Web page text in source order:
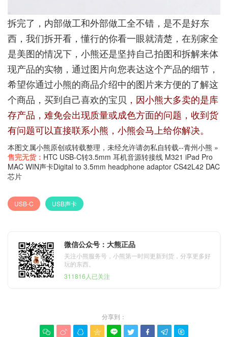
拆完了，内部做工和外部做工全不错，是不是好东
西，我们拆开看，懂行的你看一眼就清楚，在别家全
是美图的情况下，小熊还是坚持自己拍图和拆解来体
现产品的实物，通过图片向您表达这个产品的细节，
希望你通过小熊的商品介绍中的图片来方便的了解这
个商品，买到自己喜欢的宝贝 ，因小熊大多卖的是库
存产品，难免会出现质量或成色方面的问题，收到货
有问题可以直接联系小熊，小熊会马上给你解决。
本图文属小熊原创或转载整理，未经允许请勿私自转载--青州小熊 »
售完无货： HTC USB-C转3.5mm 耳机音源转接线 M321 iPad Pro
MAC WIN声卡Digital to 3.5mm headphone adaptor CS42L42 DAC
芯片
USB-C USB声卡
微信公众号：大熊正品
关注小熊服务号，小熊第一时间更新到货，分享更多好
玩的东西。
311816人已关注
分享到：
        